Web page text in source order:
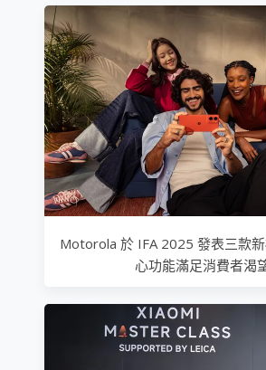
Motorola 於 IFA 2025 發表三款
心功能滿足消費者渴